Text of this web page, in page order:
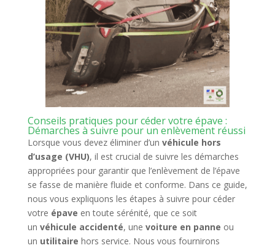
Conseils pratiques pour céder votre épave :
Démarches à suivre pour un enlèvement réussi
Lorsque vous devez éliminer d’un véhicule hors
d’usage (VHU), il est crucial de suivre les démarches
appropriées pour garantir que l’enlèvement de l’épave
se fasse de manière fluide et conforme. Dans ce guide,
nous vous expliquons les étapes à suivre pour céder
votre épave en toute sérénité, que ce soit
un véhicule accidenté, une voiture en panne ou
un utilitaire hors service. Nous vous fournirons